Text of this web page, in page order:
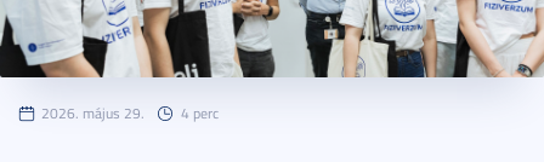
2026. május 29. 4 perc